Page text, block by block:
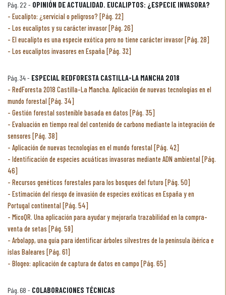
Pág. 22 - OPINIÓN DE ACTUALIDAD. EUCALIPTOS: ¿ESPECIE INVASORA?
Eucalipto: ¿servicial o peligroso? [Pág. 22]
Los eucaliptos y su carácter invasor [Pág. 26]
El eucalipto es una especie exótica pero no tiene carácter invasor [Pág. 28]
Los eucaliptos invasores en España [Pág. 32]
Pág. 34 - ESPECIAL REDFORESTA CASTILLA-LA MANCHA 2018
RedForesta 2018 Castilla-La Mancha. Aplicación de nuevas tecnologías en el
mundo forestal [Pág. 34]
Gestión forestal sostenible basada en datos [Pág. 35]
Evaluación en tiempo real del contenido de carbono mediante la integración de
sensores [Pág. 38]
Aplicación de nuevas tecnologías en el mundo forestal [Pág. 42]
Identificación de especies acuáticas invasoras mediante ADN ambiental [Pág.
46]
Recursos genéticos forestales para los bosques del futuro [Pág. 50]
Estimación del riesgo de invasión de especies exóticas en España y en
Portugal continental [Pág. 54]
MicoQR. Una aplicación para ayudar y mejorarla trazabilidad en la compra-
venta de setas [Pág. 59]
Arbolapp, una guía para identificar árboles silvestres de la península ibérica e
islas Baleares [Pág. 61]
Blogeo: aplicación de captura de datos en campo [Pág. 65]
Pág. 68 - COLABORACIONES TÉCNICAS